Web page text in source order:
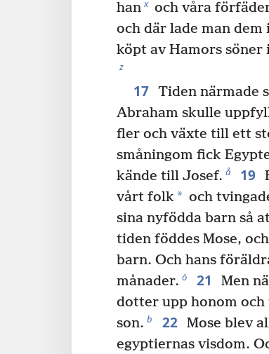
han x och våra
och där lade man dem
köpt av Hamors
z
17 Tiden närmade
Abraham skulle
fler och växte till ett
småningom fick
kände till Josef. å 19
vårt folk * och
sina nyfödda barn så
tiden föddes Mose,
barn. Och hans
månader. ö 21 Men
dotter upp honom och
son. b 22 Mose blev
egyptiernas visdom.